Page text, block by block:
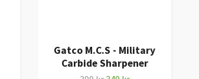
Gatco M.C.S - Military
Carbide Sharpener